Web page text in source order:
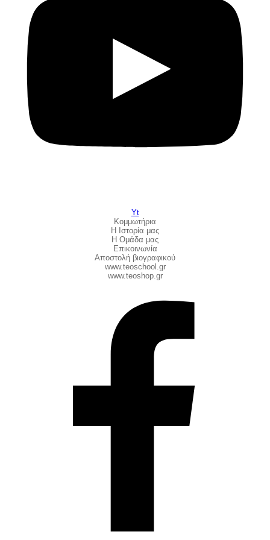
Yt
Κομμωτήρια
Η Ιστορία μας
Η Ομάδα μας
Επικοινωνία
Αποστολή βιογραφικού
www.teoschool.gr
www.teoshop.gr